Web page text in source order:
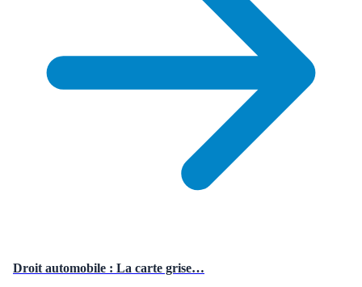
Droit automobile : La carte grise…